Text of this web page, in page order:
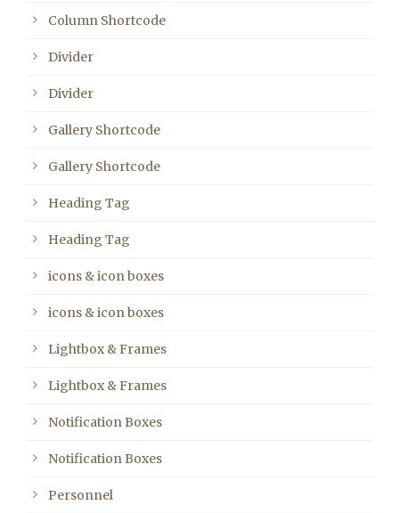
Column Shortcode
Divider
Divider
Gallery Shortcode
Gallery Shortcode
Heading Tag
Heading Tag
icons & icon boxes
icons & icon boxes
Lightbox & Frames
Lightbox & Frames
Notification Boxes
Notification Boxes
Personnel